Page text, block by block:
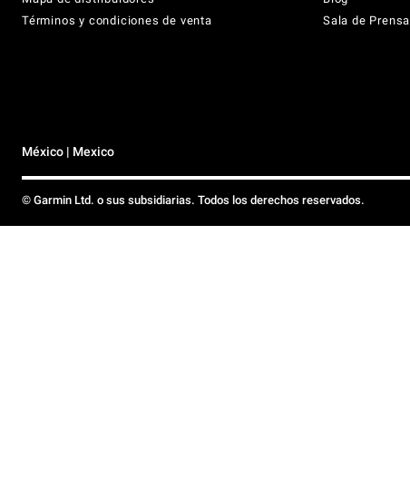
Términos y condiciones de venta
Sala de Prensa
México | Mexico
© Garmin Ltd. o sus subsidiarias. Todos los derechos reservados.